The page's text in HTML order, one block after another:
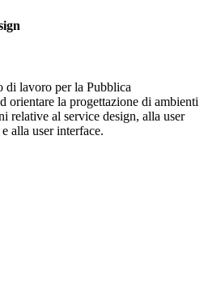
di lavoro per la Pubblica
orientare la progettazione di ambienti
relative al service design, alla user
alla user interface.